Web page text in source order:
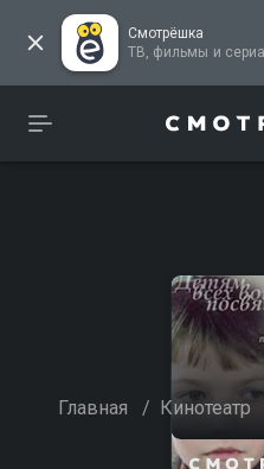
Смотрёшка
ТВ, фильмы и
Главная / Кинотеатр